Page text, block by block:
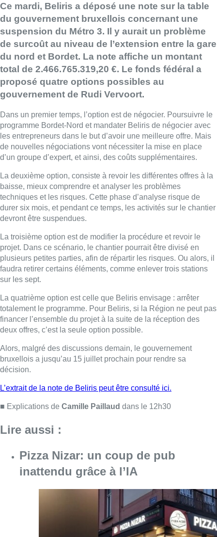
les entrepreneurs dans le but d’avoir une meilleure offre. Mais
de nouvelles négociations vont nécessiter la mise en place
d’un groupe d’expert, et ainsi, des coûts supplémentaires.
La deuxième option, consiste à revoir les différentes offres à la
baisse, mieux comprendre et analyser les problèmes
techniques et les risques. Cette phase d’analyse risque de
durer six mois, et pendant ce temps, les activités sur le chantier
devront être suspendues.
projet. Dans ce scénario, le chantier pourrait être divisé en
plusieurs petites parties, afin de répartir les risques. Ou alors, il
faudra retirer certains éléments, comme enlever trois stations
sur les sept.
totalement le programme. Pour Beliris, si la Région ne peut pas
financer l’ensemble du projet à la suite de la réception des
deux offres, c’est la seule option possible.
Alors, malgré des discussions demain, le gouvernement
décision.
L’extrait de la note de Beliris peut être consulté ici.
■ Explications de
Lire aussi :
Pizza Nizar: un coup de pub
Consulter l'article "Pizza Nizar: un coup de